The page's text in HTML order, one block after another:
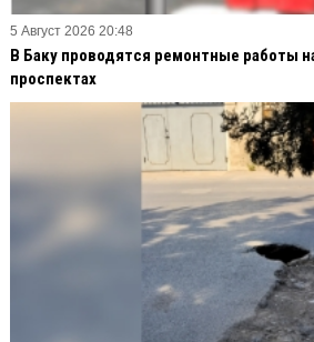
5 Август 2026 20:48
В Баку проводятся ремонтные работы
проспектах